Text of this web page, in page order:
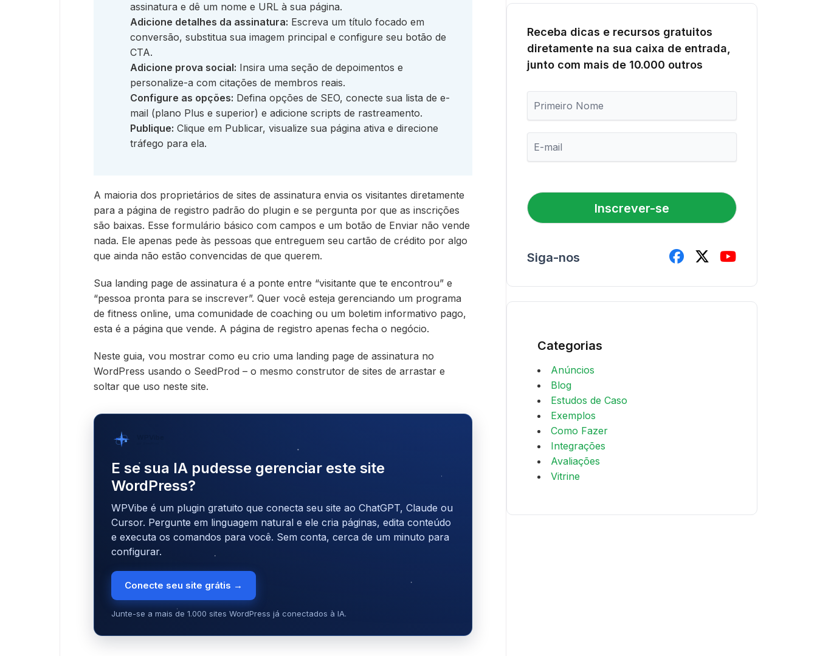
assinatura e dê um nome e URL à sua página.
Adicione detalhes da assinatura: Escreva um título focado em
conversão, substitua sua imagem principal e configure seu botão de
CTA.
Adicione prova social: Insira uma seção de depoimentos e
personalize-a com citações de membros reais.
Configure as opções: Defina opções de SEO, conecte sua lista de e-
mail (plano Plus e superior) e adicione scripts de rastreamento.
Publique: Clique em Publicar, visualize sua página ativa e direcione
tráfego para ela.
A maioria dos proprietários de sites de assinatura envia os visitantes diretamente
para a página de registro padrão do plugin e se pergunta por que as inscrições
são baixas. Esse formulário básico com campos e um botão de Enviar não vende
nada. Ele apenas pede às pessoas que entreguem seu cartão de crédito por algo
que ainda não estão convencidas de que querem.
Sua landing page de assinatura é a ponte entre “visitante que te encontrou” e
“pessoa pronta para se inscrever”. Quer você esteja gerenciando um programa
de fitness online, uma comunidade de coaching ou um boletim informativo pago,
esta é a página que vende. A página de registro apenas fecha o negócio.
Neste guia, vou mostrar como eu crio uma landing page de assinatura no
WordPress usando o SeedProd – o mesmo construtor de sites de arrastar e
soltar que uso neste site.
E se sua IA pudesse gerenciar este site
WordPress?
WPVibe é um plugin gratuito que conecta seu site ao ChatGPT, Claude ou
Cursor. Pergunte em linguagem natural e ele cria páginas, edita conteúdo
e executa os comandos para você. Sem conta, cerca de um minuto para
configurar.
Conecte seu site grátis →
Junte-se a mais de 1.000 sites WordPress já conectados à IA.
Receba dicas e recursos gratuitos
diretamente na sua caixa de entrada,
junto com mais de 10.000 outros
i
m
N
o
m
m
l
*
Inscrever-se
Siga-nos
Categorias
Anúncios
Blog
Estudos de Caso
Exemplos
Como Fazer
Integrações
Avaliações
Vitrine